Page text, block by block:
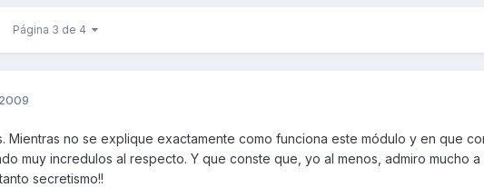
Página 3 de 4
Mientras no se explique exactamente como funciona este módulo y en que
muy incredulos al respecto. Y que conste que, yo al menos, admiro mucho a
secretismo!!